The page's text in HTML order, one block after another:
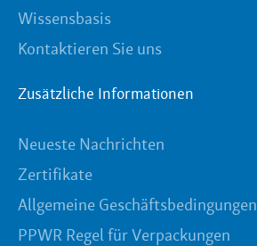
Wissensbasis
Kontaktieren Sie uns
Zusätzliche Informationen
Neueste Nachrichten
Zertifikate
Allgemeine Geschäftsbedingungen
PPWR Regel für Verpackungen